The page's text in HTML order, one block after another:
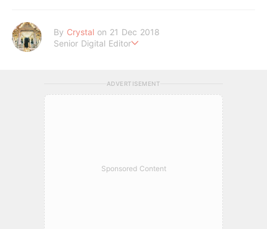
By Crystal on 21 Dec 2018
Senior Digital Editor
ADVERTISEMENT
Sponsored Content